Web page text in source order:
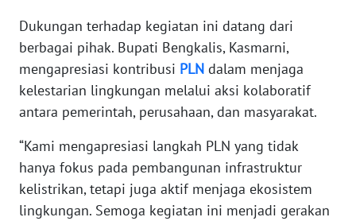
Dukungan terhadap kegiatan ini datang dari
berbagai pihak. Bupati Bengkalis, Kasmarni,
mengapresiasi kontribusi PLN dalam menjaga
kelestarian lingkungan melalui aksi kolaboratif
antara pemerintah, perusahaan, dan masyarakat.
“Kami mengapresiasi langkah PLN yang tidak
hanya fokus pada pembangunan infrastruktur
kelistrikan, tetapi juga aktif menjaga ekosistem
lingkungan. Semoga kegiatan ini menjadi gerakan
NTT
KEPRI
WN
WN
PAPUA
BARAT